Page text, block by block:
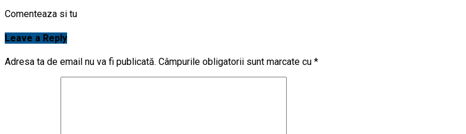
Comenteaza si tu
Leave a Reply
Adresa ta de email nu va fi publicată. Câmpurile obligatorii sunt marcate cu *